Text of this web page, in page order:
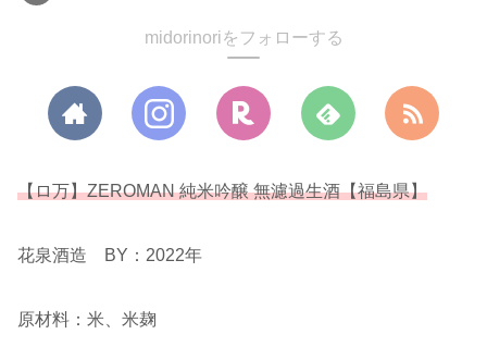
midorinoriをフォローする
【ロ万】ZEROMAN 純米吟醸 無濾過生酒【福島県】
花泉酒造 BY：2022年
原材料：米、米麹